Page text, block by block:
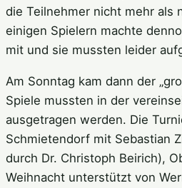
die Teilnehmer nicht mehr als
einigen Spielern machte
mit und sie mussten leider
Am Sonntag kam dann der
Spiele mussten in der
ausgetragen werden. Die
Schmietendorf mit Sebastian
durch Dr. Christoph Beirich),
Weihnacht unterstützt von